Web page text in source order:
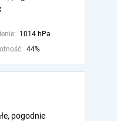
1014 hPa
44%
pogodnie